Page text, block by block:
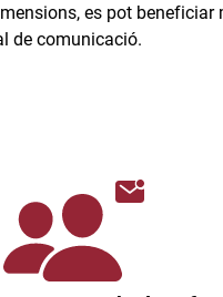
es pot beneficiar
de comunicació.​